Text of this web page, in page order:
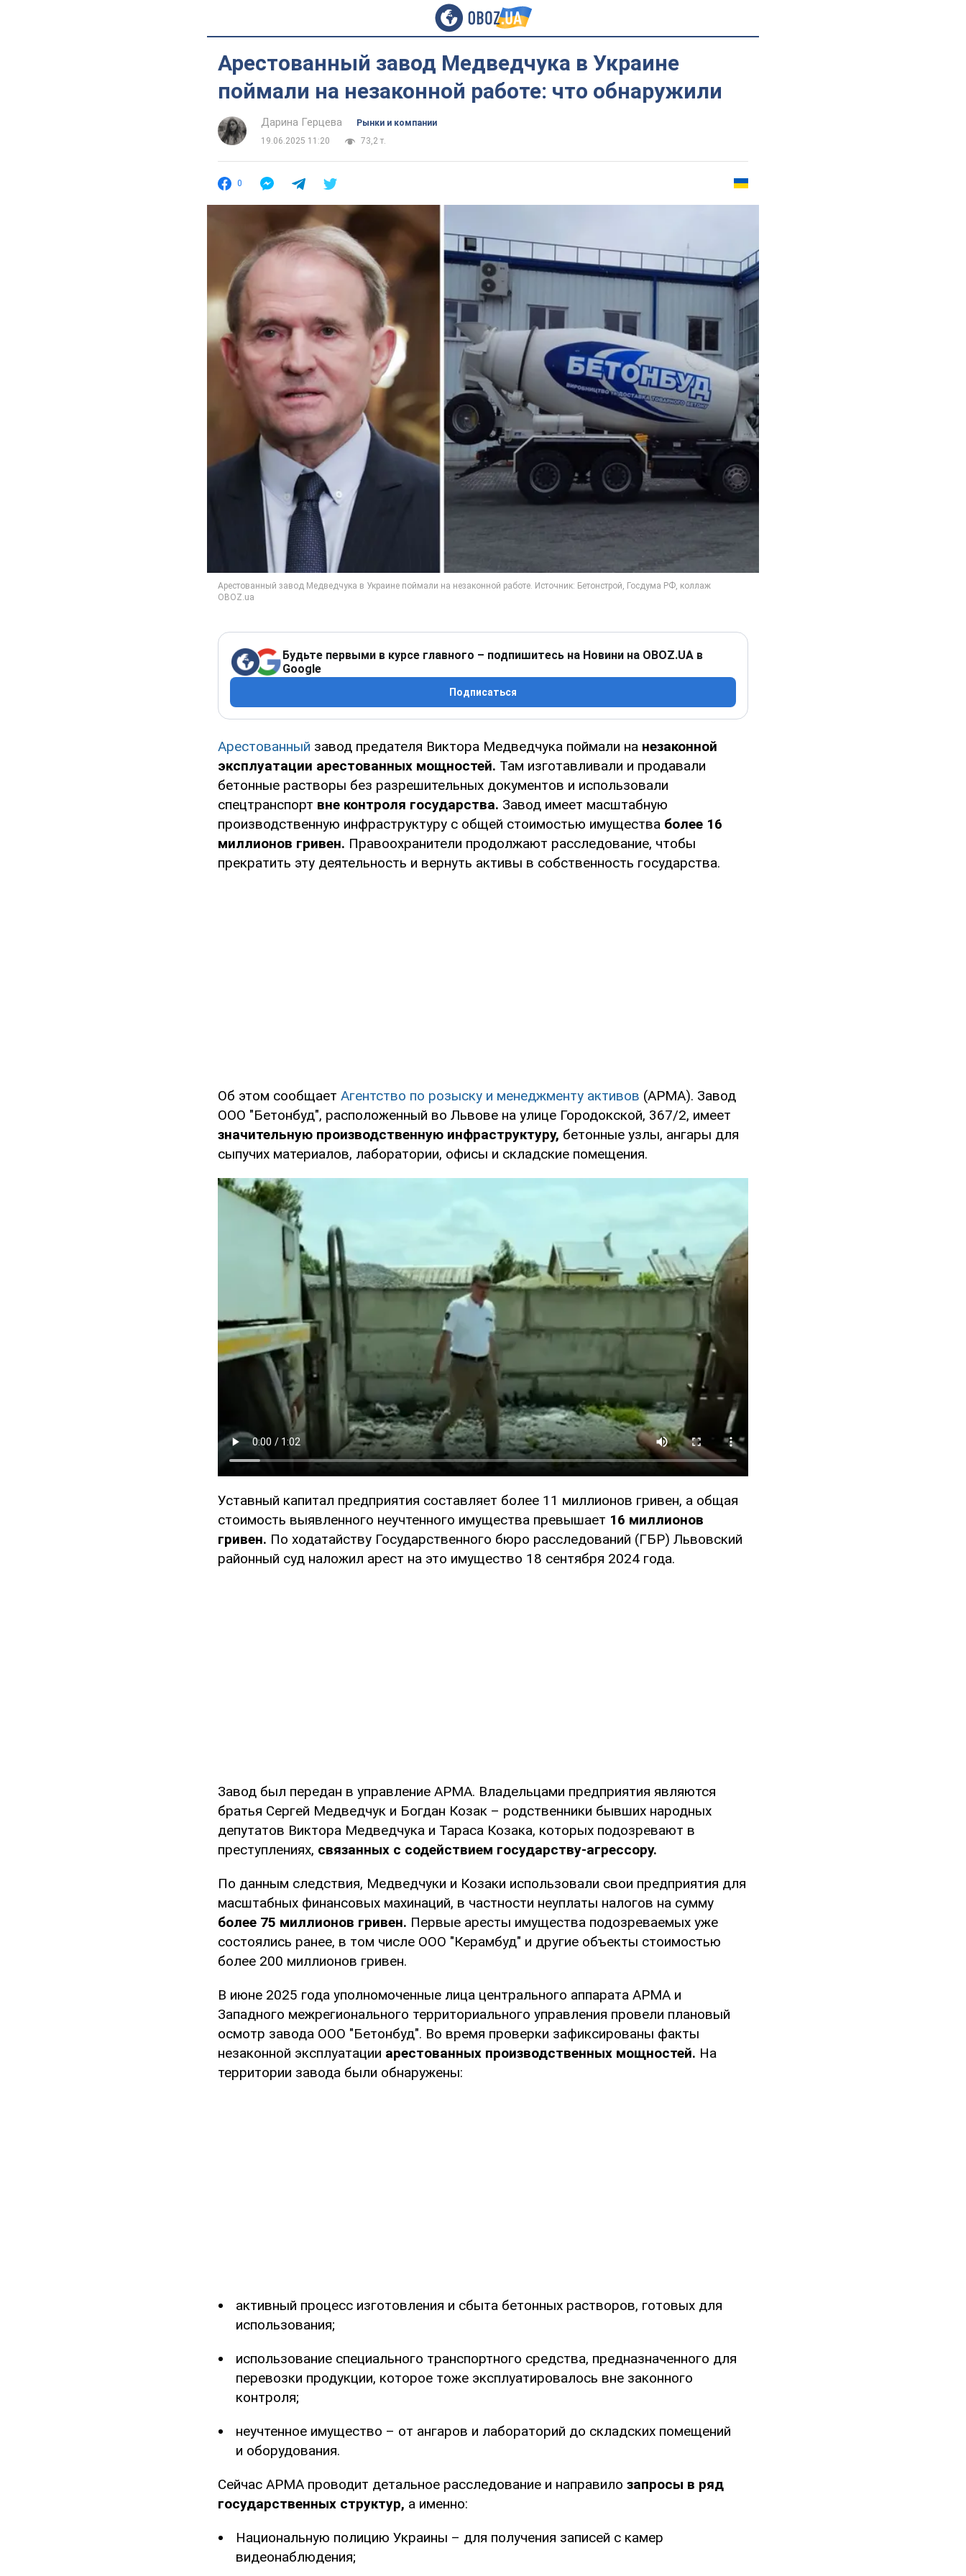
Арестованный завод Медведчука в Украине
поймали на незаконной работе: что обнаружили
Дарина Герцева
Рынки и компании
19.06.2025 11:20
73,2 т.
0
Будьте первыми в курсе главного – подпишитесь на Новини на OBOZ.UA в
Google
Подписаться
Арестованный завод предателя Виктора Медведчука поймали на незаконной
эксплуатации арестованных мощностей. Там изготавливали и продавали
бетонные растворы без разрешительных документов и использовали
спецтранспорт вне контроля государства. Завод имеет масштабную
производственную инфраструктуру с общей стоимостью имущества более 16
миллионов гривен. Правоохранители продолжают расследование, чтобы
прекратить эту деятельность и вернуть активы в собственность государства.
Об этом сообщает Агентство по розыску и менеджменту активов (АРМА). Завод
ООО "Бетонбуд", расположенный во Львове на улице Городокской, 367/2, имеет
значительную производственную инфраструктуру, бетонные узлы, ангары для
сыпучих материалов, лаборатории, офисы и складские помещения.
Уставный капитал предприятия составляет более 11 миллионов гривен, а общая
стоимость выявленного неучтенного имущества превышает 16 миллионов
гривен. По ходатайству Государственного бюро расследований (ГБР) Львовский
районный суд наложил арест на это имущество 18 сентября 2024 года.
Завод был передан в управление АРМА. Владельцами предприятия являются
братья Сергей Медведчук и Богдан Козак – родственники бывших народных
депутатов Виктора Медведчука и Тараса Козака, которых подозревают в
преступлениях, связанных с содействием государству-агрессору.
По данным следствия, Медведчуки и Козаки использовали свои предприятия для
масштабных финансовых махинаций, в частности неуплаты налогов на сумму
более 75 миллионов гривен. Первые аресты имущества подозреваемых уже
состоялись ранее, в том числе ООО "Керамбуд" и другие объекты стоимостью
более 200 миллионов гривен.
В июне 2025 года уполномоченные лица центрального аппарата АРМА и
Западного межрегионального территориального управления провели плановый
осмотр завода ООО "Бетонбуд". Во время проверки зафиксированы факты
незаконной эксплуатации арестованных производственных мощностей. На
территории завода были обнаружены:
активный процесс изготовления и сбыта бетонных растворов, готовых для
использования;
использование специального транспортного средства, предназначенного для
перевозки продукции, которое тоже эксплуатировалось вне законного
контроля;
неучтенное имущество – от ангаров и лабораторий до складских помещений
и оборудования.
Сейчас АРМА проводит детальное расследование и направило запросы в ряд
государственных структур, а именно:
Национальную полицию Украины – для получения записей с камер
видеонаблюдения;